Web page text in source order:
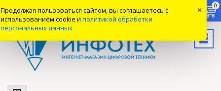
Продолжая пользоваться сайтом, вы соглашаетесь с
использованием cookie и политикой обработки
персональных данных
×
Вход
0